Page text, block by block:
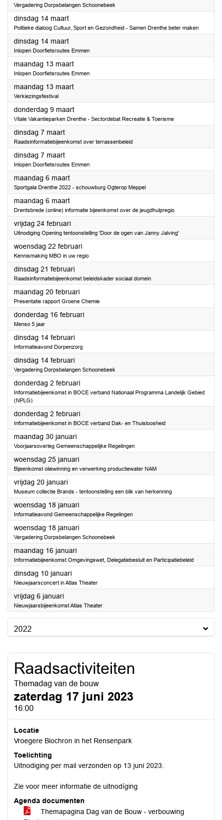
Vergadering Dorpsbelangen Schoonebeek
dinsdag 14 maart2023
Politieke dialoog Cultuur, Sport en Gezondheid - Samen Drenthe beter maken
dinsdag 14 maart2023
Inlopen Doorfietsroutes Emmen
maandag 13 maart2023
Inlopen Doorfietsroutes Emmen
maandag 13 maart2023
Verkiezingsfestival
donderdag 9 maart2023
Vitale Vakantieparken Drenthe - Sectordebat Recreatie & Toerisme
dinsdag 7 maart2023
Raadsinformatiebijeenkomst over terrassenbeleid
dinsdag 7 maart2023
Inlopen Doorfietsroutes Emmen
maandag 6 maart2023
Sportgala Drenthe 2022 - schouwburg Ogterop Meppel
maandag 6 maart2023
Drentsbrede (online) informatie bijeenkomst over de jeugdhulpregio
vrijdag 24 februari2023
Uitnodiging Opening tentoonstelling 'Door de ogen van Janny Jalving'
woensdag 22 februari2023
Kennismaking MBO in uw regio
dinsdag 21 februari2023
Raadsinformatiebijeenkomst beleidskader sociaal domein
maandag 20 februari2023
Presentatie rapport Groene Chemie
donderdag 16 februari2023
Menso 5 jaar
dinsdag 14 februari2023
Informatieavond Dorpenzorg
dinsdag 14 februari2023
Vergadering Dorpsbelangen Schoonebeek
donderdag 2 februari2023
Informatiebijeenkomst in BOCE verband Nationaal Programma Landelijk Gebied
(NPLG)
donderdag 2 februari2023
Informatiebijeenkomst in BOCE verband Dak- en Thuisloosheid
maandag 30 januari2023
Voorjaarsoverleg Gemeenschappelijke Regelingen
woensdag 25 januari2023
Bijeenkomst oliewinning en verwerking productiewater NAM
vrijdag 20 januari2023
Museum collectie Brands - tentoonstelling een blik van herkenning
woensdag 18 januari2023
Informatieavond Gemeenschappelijke Regelingen
woensdag 18 januari2023
Vergadering Dorpsbelangen Schoonebeek
maandag 16 januari2023
Informatiebijeenkomst Omgevingswet, Delegatiebesluit en Participatiebeleid
dinsdag 10 januari2023
Nieuwjaarsconcert in Atlas Theater
vrijdag 6 januari2023
Nieuwjaarsbijeenkomst Atlas Theater
2022
Raadsactiviteiten
Themadag van de bouw
zaterdag 17 juni 2023
16:00
Locatie
Vroegere Biochron in het Rensenpark
Toelichting
Uitnodiging per mail verzonden op 13 juni 2023.
Zie voor meer informatie de uitnodíging
Agenda documenten
Themapagina Dag van de Bouw - verbouwing